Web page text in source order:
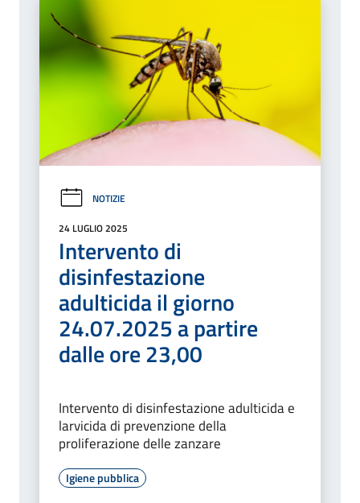
NOTIZIE
24 LUGLIO 2025
Intervento di
disinfestazione
adulticida il giorno
24.07.2025 a partire
dalle ore 23,00
Intervento di disinfestazione adulticida e
larvicida di prevenzione della
proliferazione delle zanzare
Igiene pubblica